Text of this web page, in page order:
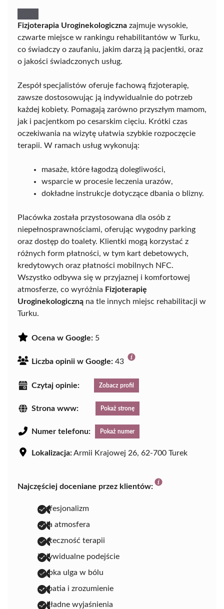
Fizjoterapia Uroginekologiczna zajmuje wysokie,
czwarte miejsce w rankingu rehabilitantów w Turku,
co świadczy o zaufaniu, jakim darzą ją pacjentki, oraz
o jakości świadczonych usług.
Zespół specjalistów oferuje fachową fizjoterapię,
zawsze dostosowując ją indywidualnie do potrzeb
każdej kobiety. Pomagają zarówno przyszłym mamom,
jak i pacjentkom po cesarskim cięciu. Krótki czas
oczekiwania na wizytę ułatwia szybkie rozpoczęcie
terapii. W ramach usług wykonują:
masaże, które łagodzą dolegliwości,
wsparcie w procesie leczenia urazów,
dokładne instrukcje dotyczące dbania o blizny.
Placówka została przystosowana dla osób z
niepełnosprawnościami, oferując wygodny parking
oraz dostęp do toalety. Klientki mogą korzystać z
różnych form płatności, w tym kart debetowych,
kredytowych oraz płatności mobilnych NFC.
Wszystko odbywa się w przyjaznej i komfortowej
atmosferze, co wyróżnia Fizjoterapię
Uroginekologiczną na tle innych miejsc rehabilitacji w
Turku.
Ocena w Google: 5
Liczba opinii w Google: 43
Czytaj opinie: Zobacz profil
Strona www: Pokaż stronę
Numer telefonu: Pokaż numer
Lokalizacja:Armii Krajowej 26, 62-700 Turek
Najczęściej doceniane przez klientów:
profesjonalizm
miła atmosfera
skuteczność terapii
indywidualne podejście
szybka ulga w bólu
empatia i zrozumienie
dokładne wyjaśnienia